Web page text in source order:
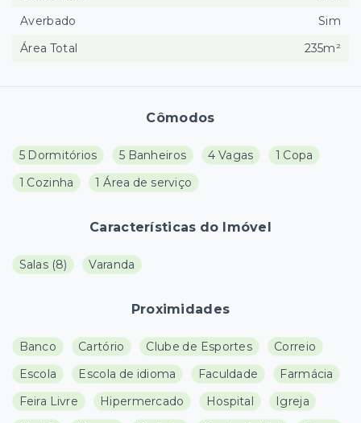
Cômodos
5 Dormitórios 5 Banheiros 4 Vagas
1 Copa
1 Cozinha
1 Área de serviço
Características do Imóvel
Salas (8) Varanda
Proximidades
Banco Cartório Clube de Esportes
Correio
Escola
Escola de idioma Faculdade
Farmácia
Feira Livre
Hipermercado Hospital
Igreja
Averbado
Sim
Área Total
235m²